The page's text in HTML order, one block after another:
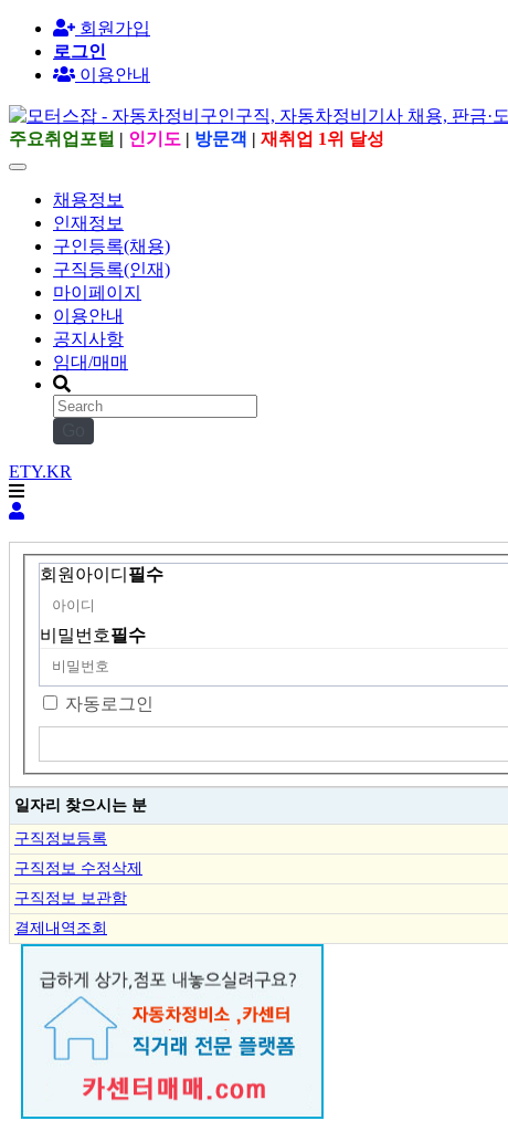
회원가입
로그인
이용안내
주요취업포털 | 인기도 | 방문객 | 재취업 1위 달성
채용정보
인재정보
구인등록(채용)
구직등록(인재)
마이페이지
이용안내
공지사항
임대/매매
ETY.KR
회원아이디 필수
비밀번호필수
자동로그인
일자리 찾으시는 분
구직정보등록
구직정보 수정삭제
구직정보 보관함
결제내역조회